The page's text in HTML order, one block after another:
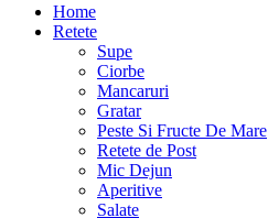
Home
Retete
Supe
Ciorbe
Mancaruri
Gratar
Peste Si Fructe De Mare
Retete de Post
Mic Dejun
Aperitive
Salate